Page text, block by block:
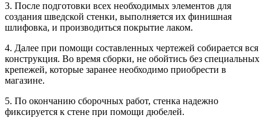
3. После подготовки всех необходимых элементов для
создания шведской стенки, выполняется их финишная
шлифовка, и производиться покрытие лаком.
4. Далее при помощи составленных чертежей собирается вся
конструкция. Во время сборки, не обойтись без специальных
крепежей, которые заранее необходимо приобрести в
магазине.
5. По окончанию сборочных работ, стенка надежно
фиксируется к стене при помощи дюбелей.